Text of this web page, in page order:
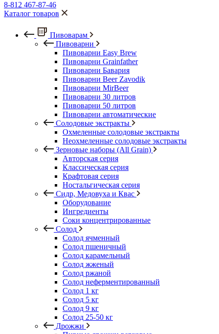
8-812 467-87-46
Каталог товаров
Пивоварам
Пивоварни
Пивоварни Easy Brew
Пивоварни Grainfather
Пивоварни Бавария
Пивоварни Beer Zavodik
Пивоварни MirBeer
Пивоварни 30 литров
Пивоварни 50 литров
Пивоварни автоматические
Солодовые экстракты
Охмеленные солодовые экстракты
Неохмеленные солодовые экстракты
Зерновые наборы (All Grain)
Авторская серия
Классическая серия
Крафтовая серия
Ностальгическая серия
Сидр, Медовуха и Квас
Оборудование
Ингредиенты
Соки концентрированные
Солод
Солод ячменный
Солод пшеничный
Солод карамельный
Солод жженый
Солод ржаной
Солод неферментированный
Солод 1 кг
Солод 5 кг
Солод 9 кг
Солод 25-50 кг
Дрожжи